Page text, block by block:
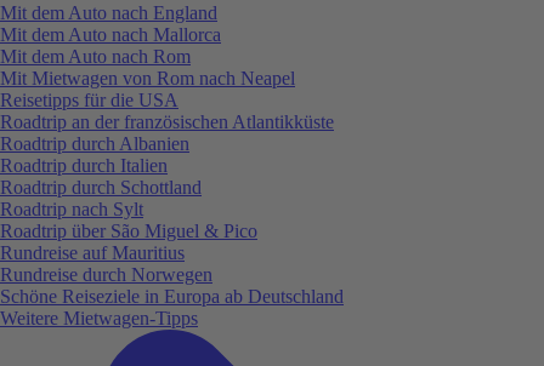
Mit dem Auto nach England
Mit dem Auto nach Mallorca
Mit dem Auto nach Rom
Mit Mietwagen von Rom nach Neapel
Reisetipps für die USA
Roadtrip an der französischen Atlantikküste
Roadtrip durch Albanien
Roadtrip durch Italien
Roadtrip durch Schottland
Roadtrip nach Sylt
Roadtrip über São Miguel & Pico
Rundreise auf Mauritius
Rundreise durch Norwegen
Schöne Reiseziele in Europa ab Deutschland
Weitere Mietwagen-Tipps